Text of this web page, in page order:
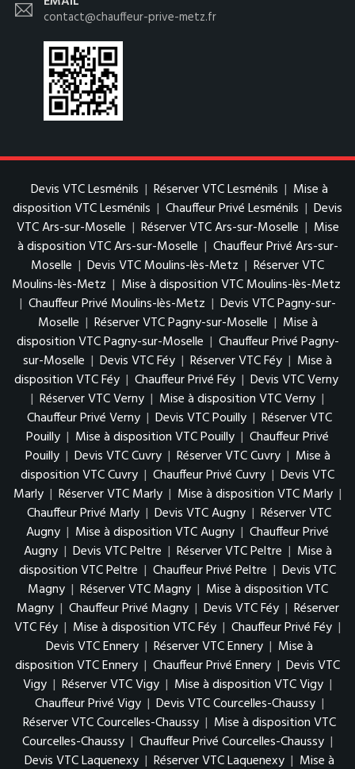
contact@chauffeur-prive-metz.fr
Devis VTC Lesménils | Réserver VTC Lesménils | Mise à
disposition VTC Lesménils | Chauffeur Privé Lesménils | Devis
VTC Ars-sur-Moselle | Réserver VTC Ars-sur-Moselle | Mise
à disposition VTC Ars-sur-Moselle | Chauffeur Privé Ars-sur-
Moselle | Devis VTC Moulins-lès-Metz | Réserver VTC
Moulins-lès-Metz | Mise à disposition VTC Moulins-lès-Metz
| Chauffeur Privé Moulins-lès-Metz | Devis VTC Pagny-sur-
Moselle | Réserver VTC Pagny-sur-Moselle | Mise à
disposition VTC Pagny-sur-Moselle | Chauffeur Privé Pagny-
sur-Moselle | Devis VTC Féy | Réserver VTC Féy | Mise à
disposition VTC Féy | Chauffeur Privé Féy | Devis VTC Verny
| Réserver VTC Verny | Mise à disposition VTC Verny |
Chauffeur Privé Verny | Devis VTC Pouilly | Réserver VTC
Pouilly | Mise à disposition VTC Pouilly | Chauffeur Privé
Pouilly | Devis VTC Cuvry | Réserver VTC Cuvry | Mise à
disposition VTC Cuvry | Chauffeur Privé Cuvry | Devis VTC
Marly | Réserver VTC Marly | Mise à disposition VTC Marly |
Chauffeur Privé Marly | Devis VTC Augny | Réserver VTC
Augny | Mise à disposition VTC Augny | Chauffeur Privé
Augny | Devis VTC Peltre | Réserver VTC Peltre | Mise à
disposition VTC Peltre | Chauffeur Privé Peltre | Devis VTC
Magny | Réserver VTC Magny | Mise à disposition VTC
Magny | Chauffeur Privé Magny | Devis VTC Féy | Réserver
VTC Féy | Mise à disposition VTC Féy | Chauffeur Privé Féy |
Devis VTC Ennery | Réserver VTC Ennery | Mise à
disposition VTC Ennery | Chauffeur Privé Ennery | Devis VTC
Vigy | Réserver VTC Vigy | Mise à disposition VTC Vigy |
Chauffeur Privé Vigy | Devis VTC Courcelles-Chaussy |
Réserver VTC Courcelles-Chaussy | Mise à disposition VTC
Courcelles-Chaussy | Chauffeur Privé Courcelles-Chaussy |
Devis VTC Laquenexy | Réserver VTC Laquenexy | Mise à